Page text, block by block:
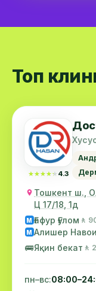
Топ
★★★★★
★★★★★ 4.3
Тошкент ш.,
Ц 17/18, 1д
М Ғафур Ғулом 🚶
М Алишер
🚌Яқин бекат 🚶
пн–вс: